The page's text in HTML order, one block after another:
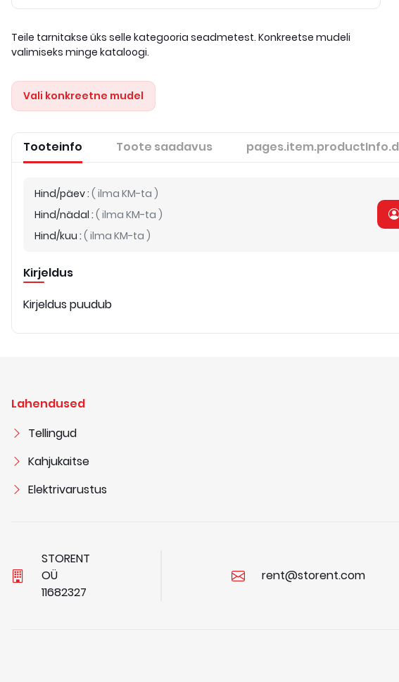
Teile tarnitakse üks selle kategooria seadmetest. Konkreetse mudeli
valimiseks minge kataloogi.
Vali konkreetne mudel
Tooteinfo Toote saadavus
Hind/päev: ( ilma KM-ta )
Hind/nädal : ( ilma KM-ta )
Hind/kuu : ( ilma KM-ta )
Kirjeldus
Kirjeldus puudub
Lahendused
Tellingud
Kahjukaitse
Elektrivarustus
STORENT
OÜ
11682327
rent@storent.com